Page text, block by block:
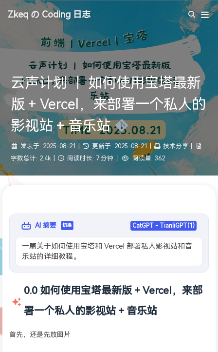
Zkeq の Coding 日志
云声计划 ｜ 如何使用宝塔最新
版 + Vercel，来部署一个私人的
影视站 + 音乐站
发表于 2025-08-21 更新于 2025-08-21 技术分享 |
字数总计: 2.4k 阅读时长: 7 分钟 阅读量: 362
AI 摘要 切换 CatGPT - TianliGPT(1)
一篇关于如何使用宝塔和 Vercel 部署私人影视站和音
乐站的详细教程。
0.0 如何使用宝塔最新版 + Vercel，来部
署一个私人的影视站 + 音乐站
首先，还是先放图片